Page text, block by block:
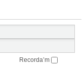
Recorda’m